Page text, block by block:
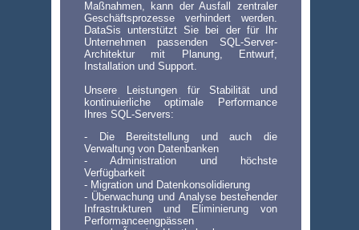
Maßnahmen, kann der Ausfall zentraler
Geschäftsprozesse verhindert werden.
DataSis unterstützt Sie bei der für Ihr
Unternehmen passenden SQL-Server-
Architektur mit Planung, Entwurf,
Installation und Support.
Unsere Leistungen für Stabilität und
kontinuierliche optimale Performance
Ihres SQL-Servers:
- Die Bereitstellung und auch die
Verwaltung von Datenbanken
- Administration und höchste
Verfügbarkeit
- Migration und Datenkonsolidierung
- Überwachung und Analyse bestehender
Infrastrukturen und Eliminierung von
Performanceengpässen